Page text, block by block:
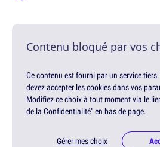
Contenu bloqué par vos
Ce contenu est fourni par un service
devez accepter les cookies dans vos
Modifiez ce choix à tout moment via le
de la Confidentialité" en bas de page.
Gérer mes choix